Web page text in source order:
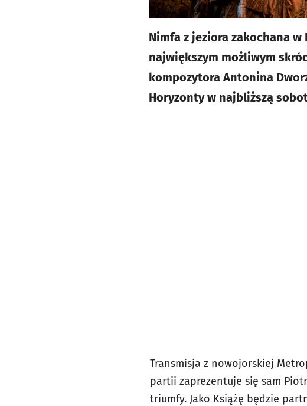
Nimfa z jeziora zakochana
największym możliwym
kompozytora Antonina
Horyzonty w najbliższą
Transmisja z nowojorskiej
partii zaprezentuje się sam
triumfy. Jako Książę będzie